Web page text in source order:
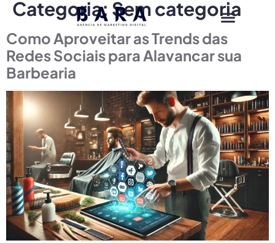
Categoria: Sem categoria
Como Aproveitar as Trends das
Redes Sociais para Alavancar sua
Barbearia